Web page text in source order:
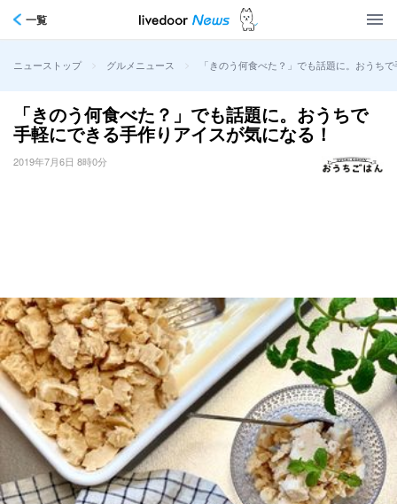
一覧
ニューストップ > グルメニュース > 「きのう何食べた？」でも話題に。おうち
「きのう何食べた？」でも話題に。おうちで
手軽にできる手作りアイスが気になる！
2019年7月6日 8時0分